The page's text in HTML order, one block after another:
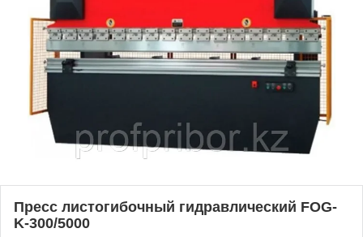
Пресс листогибочный гидравлический FOG-
K-300/5000